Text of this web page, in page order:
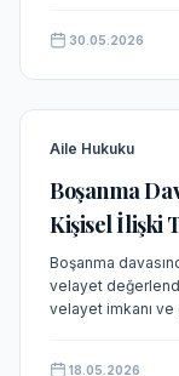
30.05.2026
Aile Hukuku
Boşanma
Kişisel İlişki
Boşanma
velayet
velayet imkanı ve
18.05.2026